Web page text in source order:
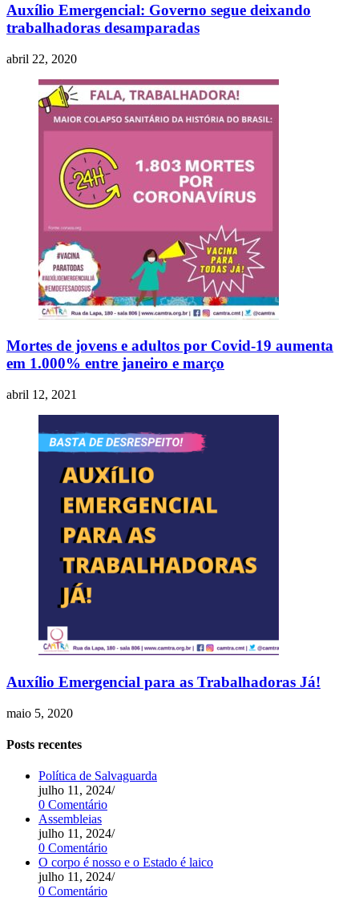
Auxílio Emergencial: Governo segue deixando
trabalhadoras desamparadas
abril 22, 2020
Mortes de jovens e adultos por Covid-19 aumenta
em 1.000% entre janeiro e março
abril 12, 2021
Auxílio Emergencial para as Trabalhadoras Já!
maio 5, 2020
Posts recentes
Política de Salvaguarda
julho 11, 2024/
0 Comentário
Assembleias
julho 11, 2024/
0 Comentário
O corpo é nosso e o Estado é laico
julho 11, 2024/
0 Comentário